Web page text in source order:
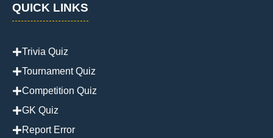
QUICK LINKS
Trivia Quiz
Tournament Quiz
Competition Quiz
GK Quiz
Report Error